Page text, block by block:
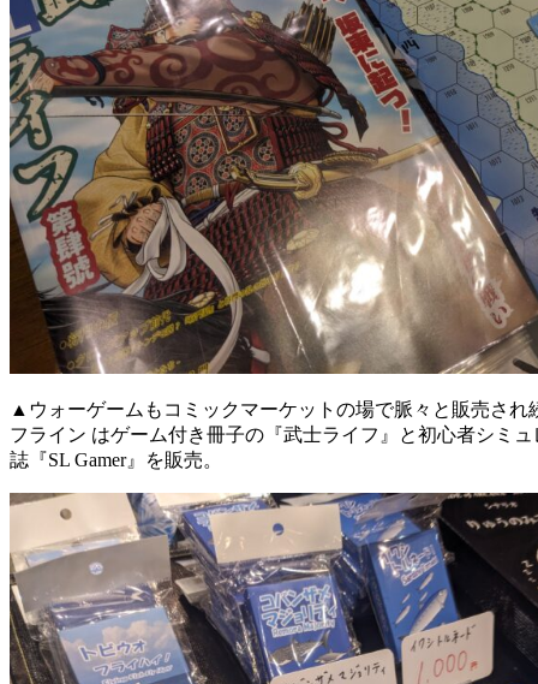
▲ウォーゲームもコミックマーケットの場で脈々と販売され
フライン はゲーム付き冊子の『武士ライフ』と初心者シミ
誌『SL Gamer』を販売。